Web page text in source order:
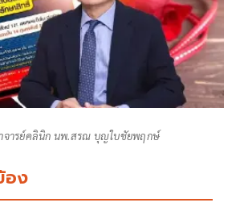
จารย์คลินิก นพ.สรณ บุญใบชัยพฤกษ์
อง